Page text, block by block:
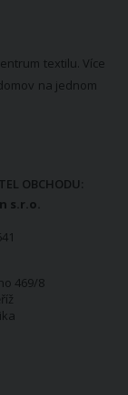
textilu. Více
na jednom
OBCHODU:
s.r.o.
469/8